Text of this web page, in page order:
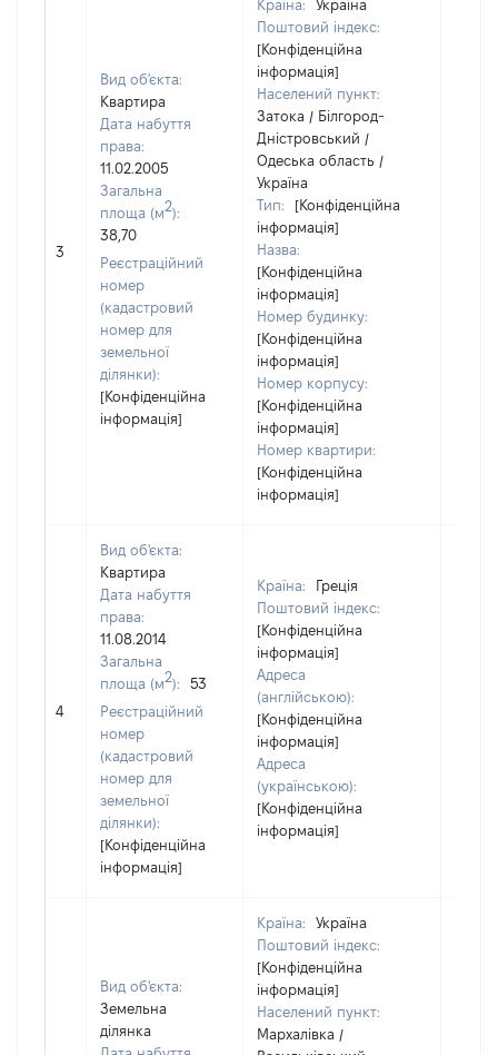
3
Вид об'єкта:
Квартира
Дата набуття
права:
11.02.2005
Загальна
площа (м2):
38,70
Реєстраційний
номер
(кадастровий
номер для
земельної
ділянки):
[Конфіденційна
інформація]
Країна:
Україна
Поштовий індекс:
[Конфіденційна
інформація]
Населений пункт:
Затока / Білгород-
Дністровський /
Одеська область /
Україна
Тип:
[Конфіденційна
інформація]
Назва:
[Конфіденційна
інформація]
Номер будинку:
[Конфіденційна
інформація]
Номер корпусу:
[Конфіденційна
інформація]
Номер квартири:
[Конфіденційна
інформація]
4
Вид об'єкта:
Квартира
Дата набуття
права:
11.08.2014
Загальна
площа (м2):
53
Реєстраційний
номер
(кадастровий
номер для
земельної
ділянки):
[Конфіденційна
інформація]
Країна:
Греція
Поштовий індекс:
[Конфіденційна
інформація]
Адреса
(англійською):
[Конфіденційна
інформація]
Адреса
(українською):
[Конфіденційна
інформація]
Вид об'єкта:
Земельна
ділянка
Країна:
Україна
Поштовий індекс:
[Конфіденційна
інформація]
Населений пункт:
Мархалівка /